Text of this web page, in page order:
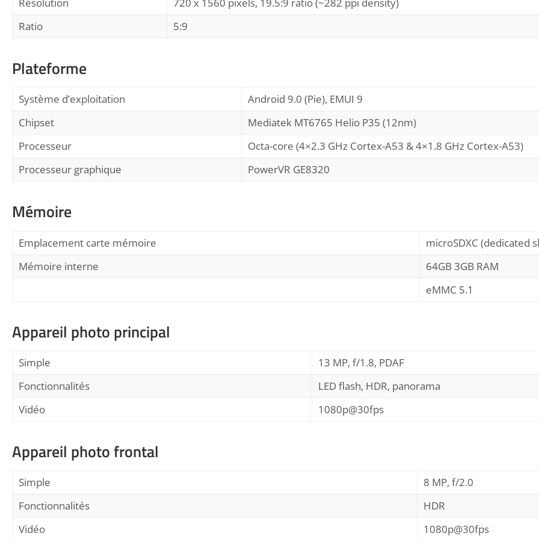
Ratio
5:9
Plateforme
Système d’exploitation
Android 9.0 (Pie), EMUI 9
Chipset
Mediatek MT6765 Helio P35 (12nm)
Processeur
Octa-core (4×2.3 GHz Cortex-A53 & 4×1.8 GHz Cortex-A53)
Processeur graphique
PowerVR GE8320
Mémoire
Emplacement carte mémoire
microSDXC (dedicated
Mémoire interne
64GB 3GB RAM
eMMC 5.1
Appareil photo principal
Simple
13 MP, f/1.8, PDAF
Fonctionnalités
LED flash, HDR, panorama
Vidéo
1080p@30fps
Appareil photo frontal
Simple
8 MP, f/2.0
Fonctionnalités
HDR
Vidéo
1080p@30fps